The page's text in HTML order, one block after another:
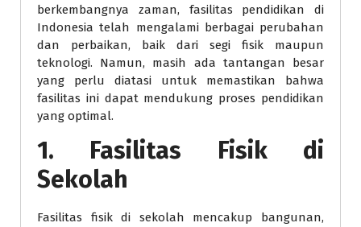
berkembangnya zaman, fasilitas pendidikan di
Indonesia telah mengalami berbagai perubahan
dan perbaikan, baik dari segi fisik maupun
teknologi. Namun, masih ada tantangan besar
yang perlu diatasi untuk memastikan bahwa
fasilitas ini dapat mendukung proses pendidikan
yang optimal.
1. Fasilitas Fisik di
Sekolah
Fasilitas fisik di sekolah mencakup bangunan,